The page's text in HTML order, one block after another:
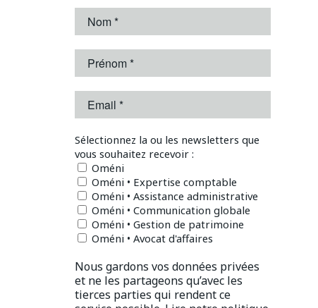
Sélectionnez la ou les newsletters que
vous souhaitez recevoir :
Oméni
Oméni • Expertise comptable
Oméni • Assistance administrative
Oméni • Communication globale
Oméni • Gestion de patrimoine
Oméni • Avocat d'affaires
Nous gardons vos données privées
et ne les partageons qu’avec les
tierces parties qui rendent ce